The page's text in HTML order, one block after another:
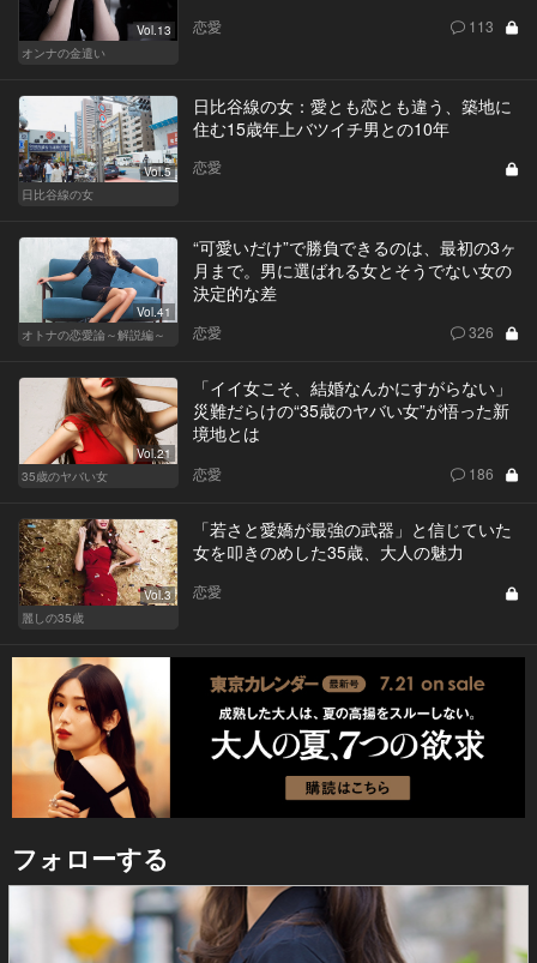
Vol.13
オンナの金遣い
恋愛 113
Vol.5
日比谷線の女
日比谷線の女：愛とも恋とも違う、築地に
住む15歳年上バツイチ男との10年
恋愛
Vol.41
オトナの恋愛論～解説編～
“可愛いだけ”で勝負できるのは、最初の3ヶ
月まで。男に選ばれる女とそうでない女の
決定的な差
恋愛 326
Vol.21
35歳のヤバい女
「イイ女こそ、結婚なんかにすがらない」
災難だらけの“35歳のヤバい女”が悟った新
境地とは
恋愛 186
Vol.3
麗しの35歳
「若さと愛嬌が最強の武器」と信じていた
女を叩きのめした35歳、大人の魅力
恋愛
フォローする